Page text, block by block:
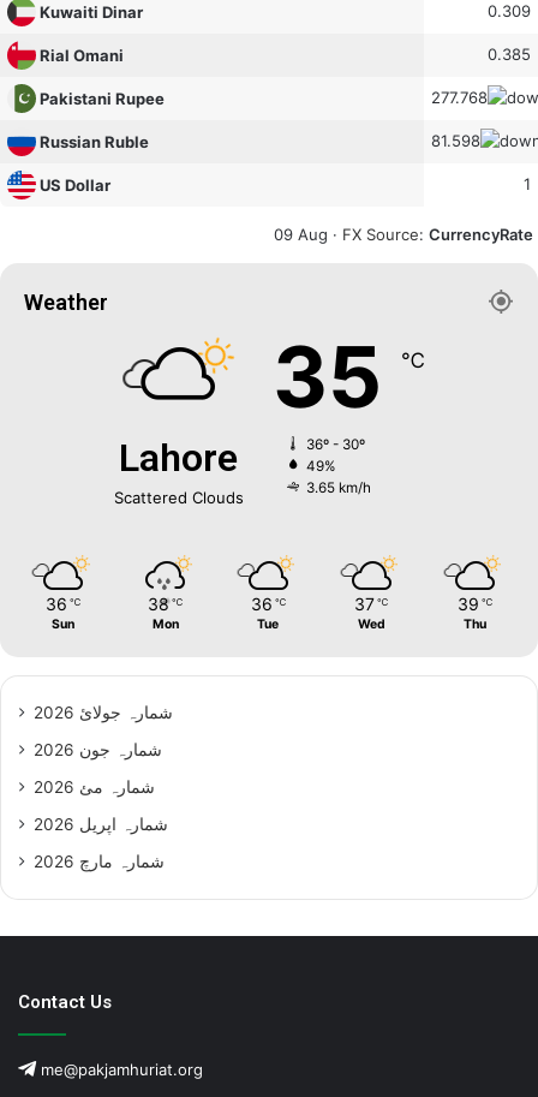
Kuwaiti Dinar 0.309
Rial Omani 0.385
Pakistani Rupee 277.768
Russian Ruble 81.598
US Dollar 1
09 Aug · FX Source: CurrencyRate
Weather
Lahore
Scattered Clouds
35 ℃
36º - 30º
49%
3.65 km/h
36 ℃
Sun
38 ℃
Mon
36 ℃
Tue
37 ℃
Wed
39 ℃
Thu
شمارہ جولائ 2026
شمارہ جون 2026
شمارہ مئ 2026
شمارہ اپریل 2026
شمارہ مارچ 2026
Contact Us
me@pakjamhuriat.org